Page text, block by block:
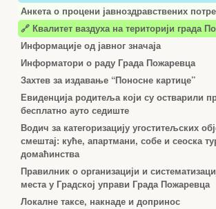
Анкета о процени јавноздравствених
🔗 Квалитет ваздуха на територији града
Информације од јавног значаја
Информатори о раду Града Пожаревца
Захтев за издавање “Поносне картице”
Евиденција родитеља који су остварили
бесплатно ауто седиште
Водич за категоризацију угоститељских
смештај: куће, апартмани, собе и сеоска
домаћинства
Правилник о организацији и
места у Градској управи Града Пожаревца
Локалне таксе, накнаде и допринос